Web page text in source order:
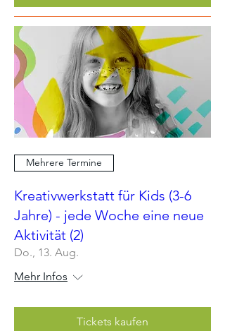
Mehrere Termine
Kreativwerkstatt für Kids (3-6
Jahre) - jede Woche eine neue
Aktivität (2)
Do., 13. Aug.
Mehr Infos
Tickets kaufen